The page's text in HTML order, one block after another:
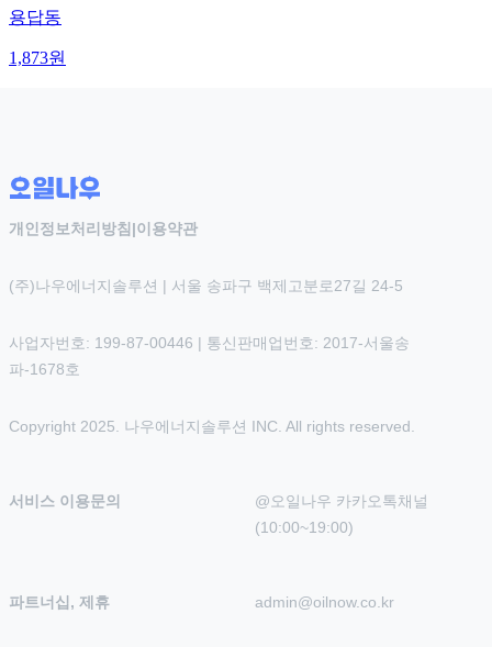
용답동
1,873원
개인정보처리방침 |이용약관
(주)나우에너지솔루션 | 서울 송파구 백제고분로27길 24-5
사업자번호: 199-87-00446 | 통신판매업번호: 2017-서울송
파-1678호
Copyright 2025. 나우에너지솔루션 INC. All rights reserved.
서비스 이용문의
@오일나우 카카오톡채널
(10:00~19:00)
파트너십, 제휴 admin@oilnow.co.kr